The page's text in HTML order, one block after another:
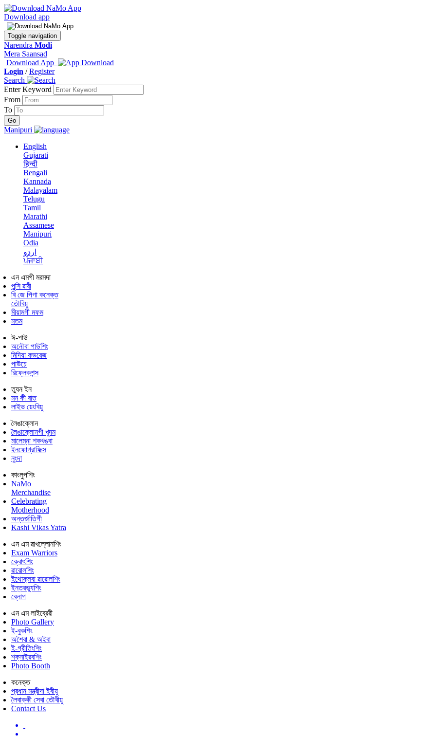
Download app
Toggle navigation
Narendra Modi
Mera Saansad
Download App
Login /Register
Search
Enter Keyword
From
To
Manipuri
English
Gujarati
हिन्दी
Bengali
Kannada
Malayalam
Telugu
Tamil
Marathi
Assamese
Manipuri
Odia
اردو
ਪੰਜਾਬੀ
এন এমগী মরমদা
পুন্সি ৱারী
বি জে পিগা কনেক্ত
তৌবিয়ু
মীয়ামগী মফম
মতম
ঈ-পাউ
অনৌবা পাউশিং
মিদিয়া কভরেজ
পাউচে
রিফ্লেকশন্স
ত্যুন ইন
মন কী বাত
লাইভ য়েংবিয়ু
লৈঙাক্লোন
লৈঙাক্লোনগী খুদম
মালেম্না শকখঙবা
ইনফোগ্রাফিক্স
নুংদা
কাংলুপশিং
NaMo
Merchandise
Celebrating
Motherhood
অন্তর্জাতিগী
Kashi Vikas Yatra
এন এম ৱাখল্লোনশিং
Exam Warriors
ক্বোৎশিং
ৱারোলশিং
ইথোক্লবা ৱারোলশিং
ইন্তরভ্যুশিং
ব্লোগ
এন এম লাইব্রেরী
Photo Gallery
ই-বুকশিং
অশৈবা & অইবা
ই-গ্রীতিংশিং
শক্নাইরবশিং
Photo Booth
কনেক্ত
প্রধান মন্ত্রীদা ইবীয়ু
লৈবাক্কী সেবা তৌবীয়ু
Contact Us